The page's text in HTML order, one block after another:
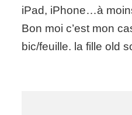
iPad, iPhone…à
Bon moi c’est mon
bic/feuille. la fille old